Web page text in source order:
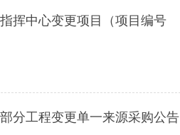
挥中心变更项目（项目编号
分工程变更单一来源采购公告